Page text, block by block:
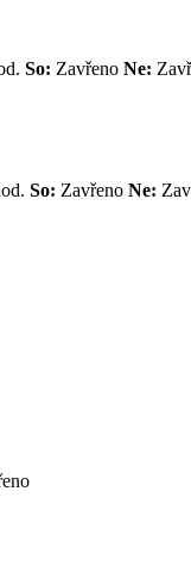
So: Zavřeno Ne:
So: Zavřeno Ne: